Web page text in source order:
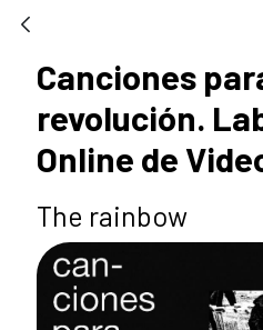
Canciones
revolución.
Online de
The rainbow